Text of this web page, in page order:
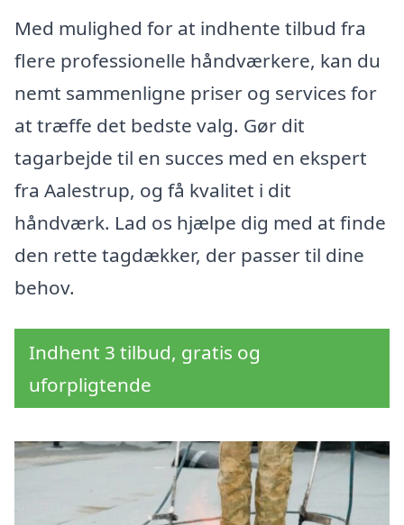
Med mulighed for at indhente tilbud fra
flere professionelle håndværkere, kan du
nemt sammenligne priser og services for
at træffe det bedste valg. Gør dit
tagarbejde til en succes med en ekspert
fra Aalestrup, og få kvalitet i dit
håndværk. Lad os hjælpe dig med at finde
den rette tagdækker, der passer til dine
behov.
Indhent 3 tilbud, gratis og
uforpligtende